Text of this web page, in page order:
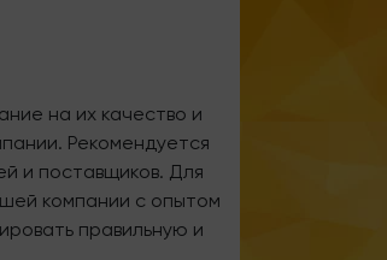
на их качество и
Рекомендуется
и поставщиков. Для
компании с опытом
правильную и